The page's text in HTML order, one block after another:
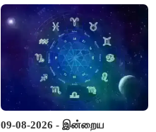
09-08-2026 - இன்றைய